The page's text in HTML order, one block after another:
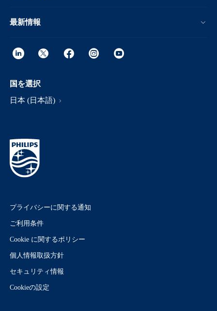
最新情報
国を選択
日本 (日本語)
プライバシーに関する通知
ご利用条件
Cookie に関するポリシー
個人情報取扱方針
セキュリティ情報
Cookieの設定